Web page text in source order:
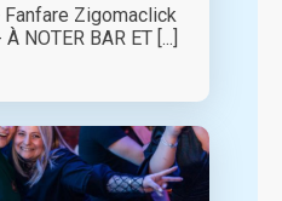
Fanfare Zigomaclick
NOTER BAR ET [...]